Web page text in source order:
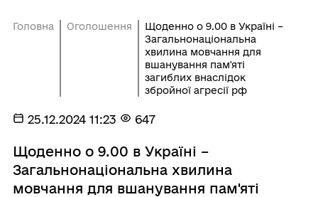
Головна Оголошення
Щоденно о 9.00 в Україні –
Загальнонаціональна
хвилина мовчання для
вшанування пам'яті
загиблих внаслідок
збройної агресії рф
25.12.2024 11:23 647
Щоденно о 9.00 в Україні –
Загальнонаціональна хвилина
мовчання для вшанування пам'яті